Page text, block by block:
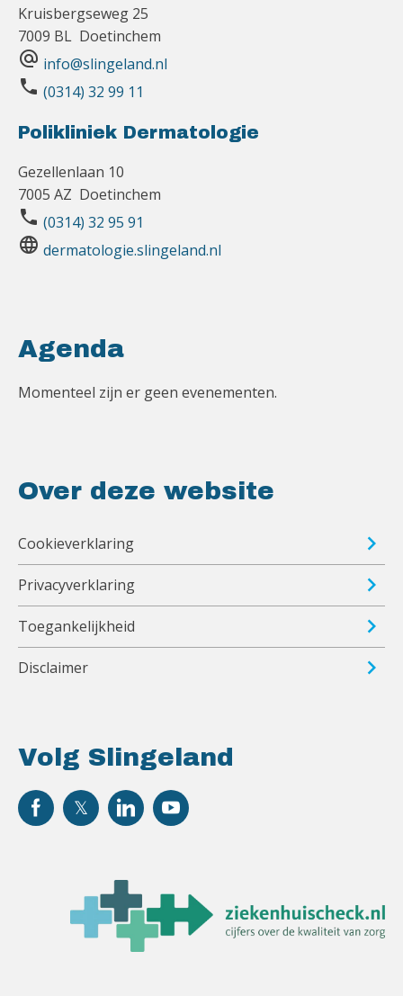
Kruisbergseweg 25
7009 BL Doetinchem
alternate_email info@slingeland.nl
phone (0314) 32 99 11
Polikliniek Dermatologie
Gezellenlaan 10
7005 AZ Doetinchem
phone (0314) 32 95 91
language dermatologie.slingeland.nl
Volg Slingeland
Agenda
Momenteel zijn er geen evenementen.
Over deze website
Cookieverklaring
Privacyverklaring
Toegankelijkheid
Disclaimer